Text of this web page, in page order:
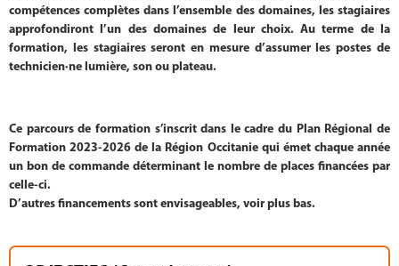
compétences complètes dans l’ensemble des domaines, les stagiaires
approfondiront l’un des domaines de leur choix. Au terme de la
formation, les stagiaires seront en mesure d’assumer les postes de
technicien·ne lumière, son ou plateau.
Ce parcours de formation s’inscrit dans le cadre du Plan Régional de
Formation 2023-2026 de la Région Occitanie qui émet chaque année
un bon de commande déterminant le nombre de places financées par
celle-ci.
D’autres financements sont envisageables, voir plus bas.